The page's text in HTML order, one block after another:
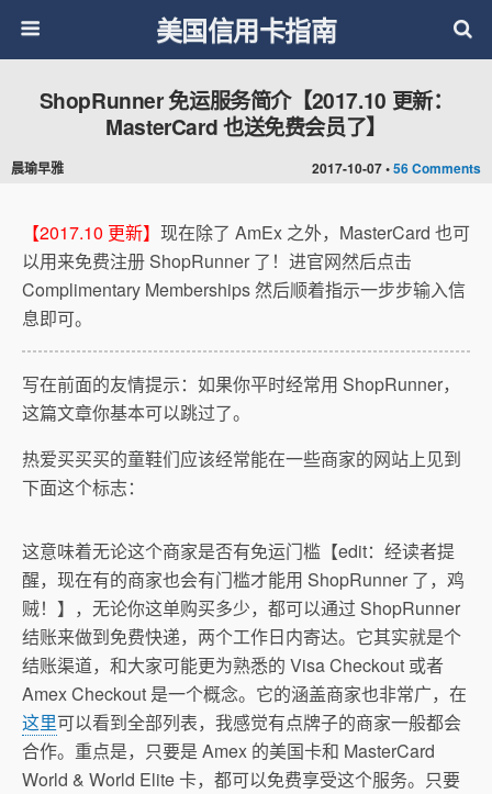
美国信用卡指南
2017-10-07 •56 Comments
ShopRunner 免运服务简介【2017.10 更新：
MasterCard 也送免费会员了】
晨瑜早雅
【2017.10 更新】 现在除了 AmEx 之外，MasterCard 也可
以用来免费注册 ShopRunner 了！进官网然后点击
Complimentary Memberships 然后顺着指示一步步输入信
息即可。
写在前面的友情提示：如果你平时经常用 ShopRunner，
这篇文章你基本可以跳过了。
热爱买买买的童鞋们应该经常能在一些商家的网站上见到
下面这个标志：
这意味着无论这个商家是否有免运门槛【edit：经读者提
醒，现在有的商家也会有门槛才能用 ShopRunner 了，鸡
贼！】，无论你这单购买多少，都可以通过 ShopRunner
结账来做到免费快递，两个工作日内寄达。它其实就是个
结账渠道，和大家可能更为熟悉的 Visa Checkout 或者
Amex Checkout 是一个概念。它的涵盖商家也非常广，在
这里可以看到全部列表，我感觉有点牌子的商家一般都会
合作。重点是，只要是 Amex 的美国卡和 MasterCard
World & World Elite 卡，都可以免费享受这个服务。只要